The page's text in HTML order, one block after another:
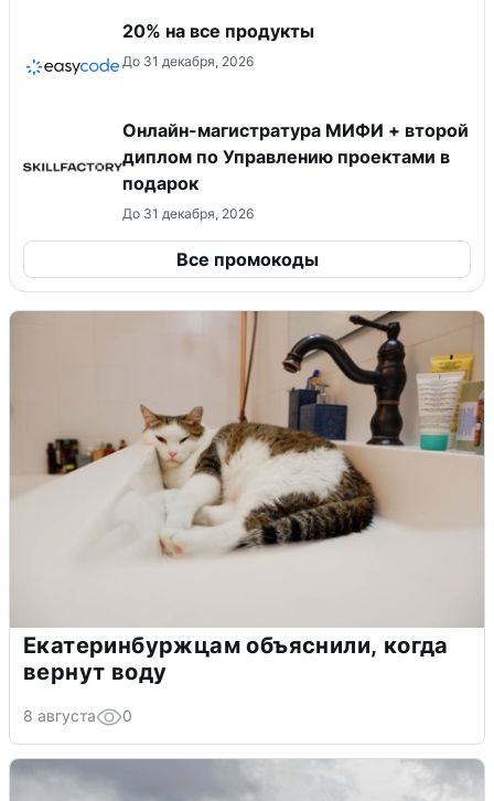
20% на все продукты
До 31 декабря, 2026
Онлайн-магистратура МИФИ + второй
диплом по Управлению проектами в
подарок
До 31 декабря, 2026
Все промокоды
Екатеринбуржцам объяснили, когда
вернут воду
8 августа 0